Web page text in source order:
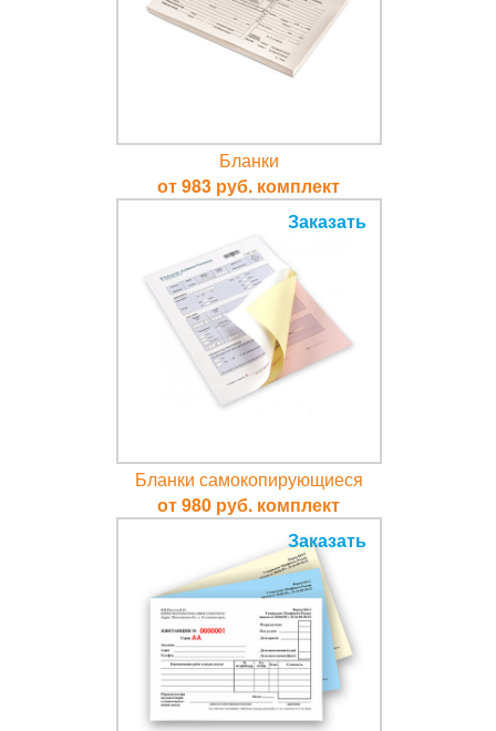
Бланки
от 983 руб. комплект
Бланки самокопирующиеся
от 980 руб. комплект
Заказать
Заказать